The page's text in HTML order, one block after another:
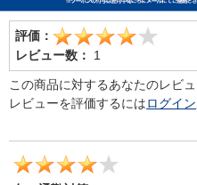
評価：
レビュー数：
1
この商品に対するあなたのレビ
レビューを評価するにはログイン